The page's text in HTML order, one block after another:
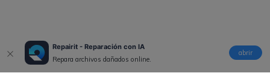
Repairit - Reparación con IA
Repara archivos dañados online.
abrir